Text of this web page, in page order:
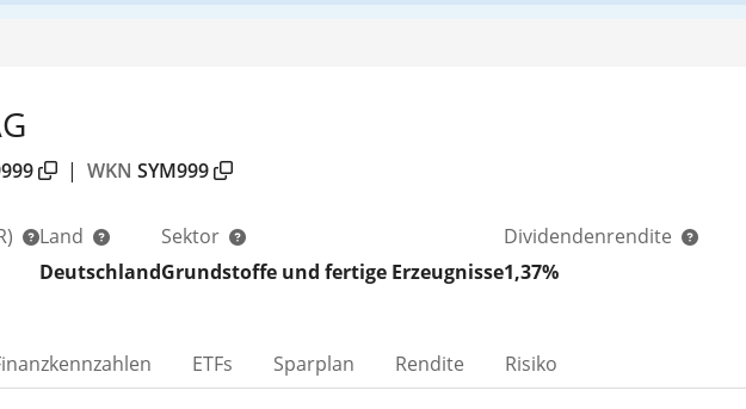
| WKN SYM999
Land
Deutschland
Sektor
Grundstoffe und fertige Erzeugnisse
Dividendenrendite
1,37%
ETFs Sparplan Rendite Risiko